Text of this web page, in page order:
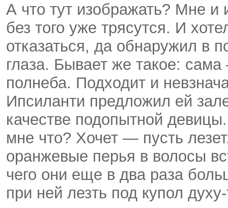
А что тут изображать? Мне и
без того уже трясутся. И
отказаться, да обнаружил в
глаза. Бывает же такое:
полнеба. Подходит и
Ипсиланти предложил ей
качестве подопытной
мне что? Хочет — пусть
оранжевые перья в волосы
чего они еще в два раза
при ней лезть под купол